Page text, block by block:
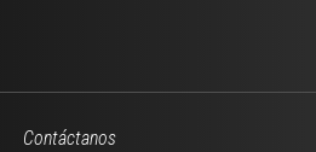
Contáctanos